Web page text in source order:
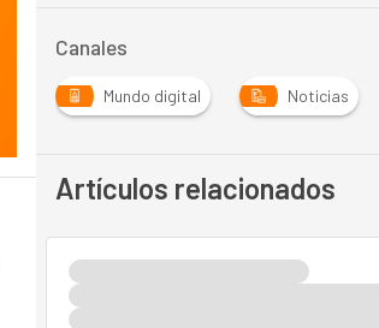
Canales
Mundo digital Noticias
Artículos relacionados